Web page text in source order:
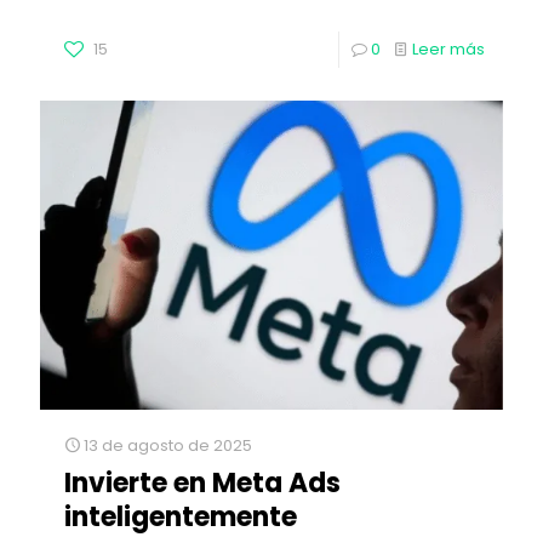
15 0 Leer más
13 de agosto de 2025
Invierte en Meta Ads
inteligentemente